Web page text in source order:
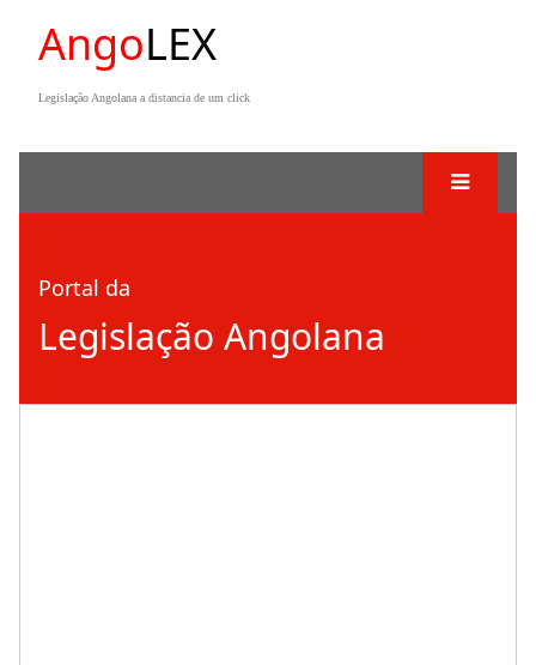
AngoLEX
Legislação Angolana a distancia de um click
Portal da
Legislação Angolana